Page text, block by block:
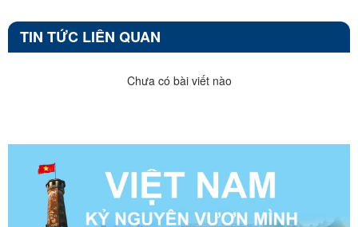
TIN TỨC LIÊN QUAN
Chưa có bài viết nào